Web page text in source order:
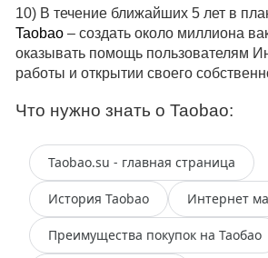
10) В течение ближайших 5 лет в
Taobao– создать около миллиона
оказывать помощь пользователям
работы и открытии своего
Что нужно знать о Taobao:
Taobao.su - главная страница
История Taobao Интернет
Преимущества покупок на Таобао